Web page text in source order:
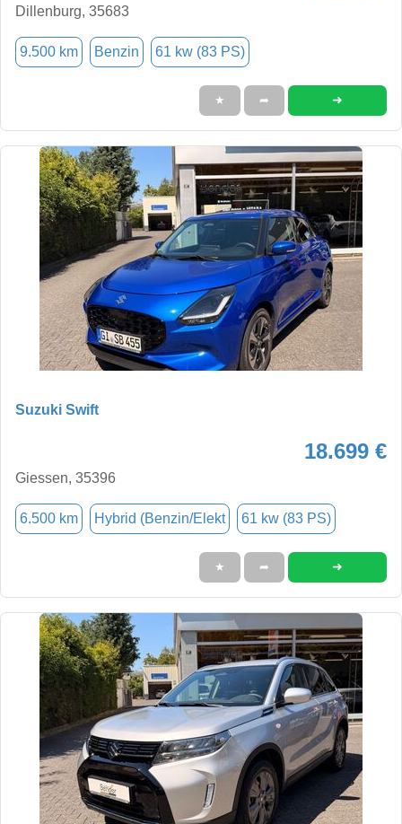
Dillenburg, 35683
9.500 km Benzin 61 kw (83 PS)
★ ➦ ➜
Suzuki Swift
18.699 €
Giessen, 35396
6.500 km Hybrid (Benzin/Elekt 61 kw (83 PS)
★ ➦ ➜